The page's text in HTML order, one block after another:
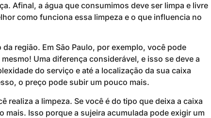
Afinal, a água que consumimos deve ser limpa e livre
como funciona essa limpeza e o que influencia no
região. Em São Paulo, por exemplo, você pode
Uma diferença considerável, e isso se deve a
do serviço e até a localização da sua caixa
o preço pode subir um pouco mais.
realiza a limpeza. Se você é do tipo que deixa a caixa
mais. Isso porque a sujeira acumulada pode exigir um